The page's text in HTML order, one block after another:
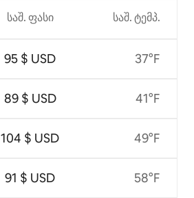
საშ. ფასი
95 $ USD
89 $ USD
104 $ USD
91 $ USD
საშ. ტემპ.
37°F
41°F
49°F
58°F